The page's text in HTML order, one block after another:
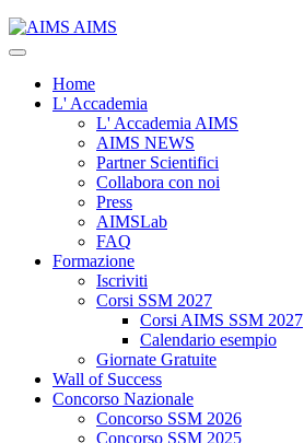
AIMS
Home
L' Accademia
L' Accademia AIMS
AIMS NEWS
Partner Scientifici
Collabora con noi
Press
AIMSLab
FAQ
Formazione
Iscriviti
Corsi SSM 2027
Corsi AIMS SSM 2027
Calendario esempio
Giornate Gratuite
Wall of Success
Concorso Nazionale
Concorso SSM 2026
Concorso SSM 2025